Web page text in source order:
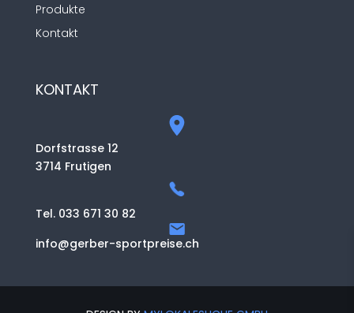
Produkte
Kontakt
KONTAKT
Dorfstrasse 12
3714 Frutigen
Tel. 033 671 30 82
info@gerber-sportpreise.ch